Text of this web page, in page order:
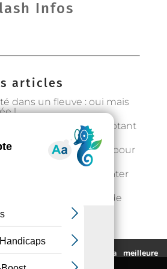
Infos
articles
dans un fleuve : oui mais
!
en Occitanie en adoptant
: état d’alerte hydrique pour
partir du 1er août
rester au frais et s’hydrater
étudier l’implantation de
de produits locaux à
nous intéresse !
pour vous fournir la meilleure
possible.